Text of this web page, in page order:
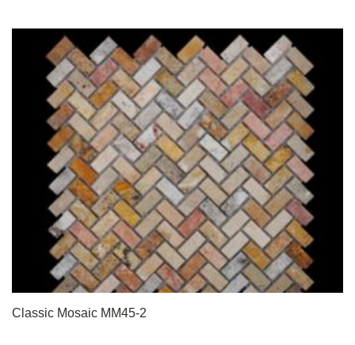
Classic Mosaic MM45-2